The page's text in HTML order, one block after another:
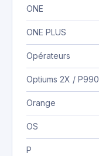
ONE
ONE PLUS
Opérateurs
Optiums 2X / P990
Orange
OS
P